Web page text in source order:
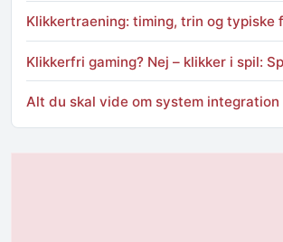
Klikkertraening: timing, trin og typiske
Klikkerfri gaming? Nej – klikker i spil:
Alt du skal vide om system integration